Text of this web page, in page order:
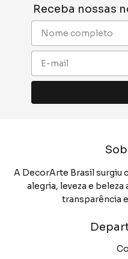
Receba nossas
A DecorArte Brasil surgiu
alegria, leveza e
transparência